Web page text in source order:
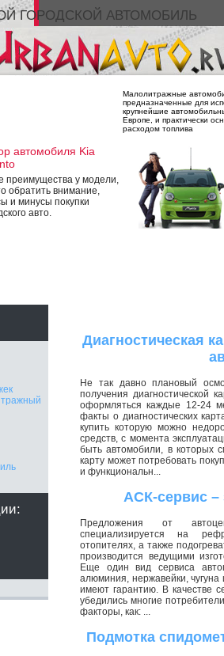
ГОРОДСКОЙ АВТОМОБИЛЬ
Малолитражные
предназначенные для
крупнейшие
Европе, и практически
расходом топлива
автомобиля Kia
преимущества у модели,
обратить внимание,
и минусы покупки
авто.
Диагностическая
Не так давно плановый
получения диагностической
оформляться каждые 12-24
факты о диагностических
купить которую можно
средств, с момента
быть автомобили, в которых
карту может потребовать
и функциональн...
АСК-сервис
Предложения от
специализируется на
отопителях, а также
производится ведущими
Еще один вид сервиса
алюминия, нержавейки,
имеют гарантию. В качестве
убедились многие
факторы, как: ...
Подмотка